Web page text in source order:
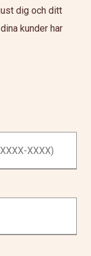
dig och ditt
kunder har